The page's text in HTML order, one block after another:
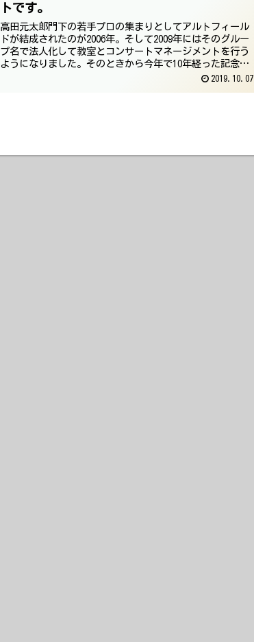
トです。
高田元太郎門下の若手プロの集まりとしてアルトフィール
ドが結成されたのが2006年。そして2009年にはそのグルー
プ名で法人化して教室とコンサートマネージメントを行う
ようになりました。そのときから今年で10年経った記念に
2019.10.07